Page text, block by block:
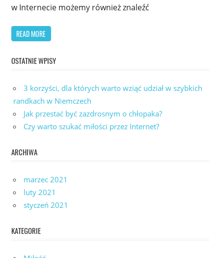
w Internecie możemy również znaleźć
READ MORE
OSTATNIE WPISY
3 korzyści, dla których warto wziąć udział w szybkich
randkach w Niemczech
Jak przestać być zazdrosnym o chłopaka?
Czy warto szukać miłości przez Internet?
ARCHIWA
marzec 2021
luty 2021
styczeń 2021
KATEGORIE